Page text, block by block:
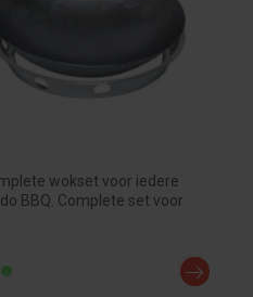
wokset voor iedere
BBQ. Complete set voor